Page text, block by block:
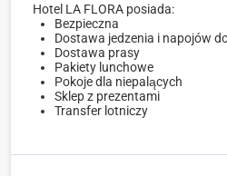
Hotel LA FLORA posiada:
Bezpieczna
Dostawa jedzenia i napojów
Dostawa prasy
Pakiety lunchowe
Pokoje dla niepalących
Sklep z prezentami
Transfer lotniczy